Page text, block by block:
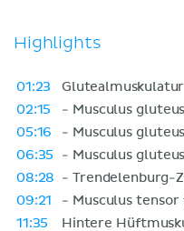
Highlights
01:23
Glutealmuskulatur
02:15
- Musculus
05:16
- Musculus
06:35
- Musculus
08:28
- Trendelenburg-
09:21
- Musculus tensor
11:35
Hintere